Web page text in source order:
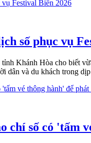
số phục vụ
Khánh Hòa cho biết
dân và du khách trong
chí số có 'tấm